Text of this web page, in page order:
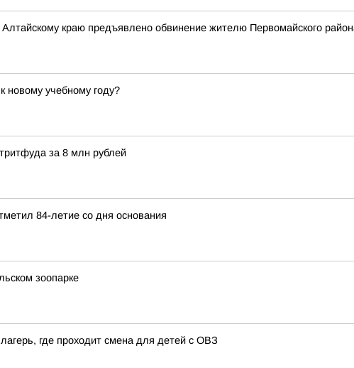
краю предъявлено обвинение жителю Первомайского
новому учебному году?
за 8 млн рублей
84-летие со дня основания
зоопарке
где проходит смена для детей с ОВЗ